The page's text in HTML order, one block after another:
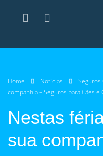
Home Notícias Seguros
companhia – Seguros para Cães e
Nestas
sua